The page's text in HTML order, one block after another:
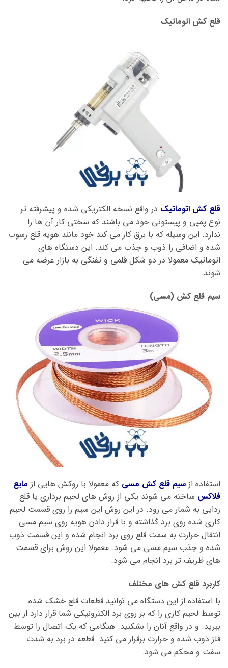
قلع کش اتوماتیک
قلع کش اتوماتیک در واقع نسخه الکتریکی شده و پیشرفته تر
نوع پمپی و پیستونی خود می باشند که سختی کار آن ها را
ندارد. این وسیله که با برق کار می کند خود مانند هویه قلع رسوب
شده و اضافی را ذوب و جذب می کند. این دستگاه های
اتوماتیک معمولا در دو شکل قلمی و تفنگی به بازار عرضه می
شوند.
سیم قلع کش (مسی)
استفاده از سیم قلع کش مسی که معمولا با روکش هایی از مایع
فلاکس ساخته می شوند یکی از روش های لحیم برداری یا قلع
زدایی به شمار می رود. در این روش این سیم را روی قسمت لحیم
کاری شده روی برد گذاشته و با قرار دادن هویه روی سیم مسی
انتقال حرارت به سمت قلع روی برد انجام شده و این قسمت ذوب
شده و جذب سیم مسی می شود. معمولا این روش برای قسمت
های ظریف تر برد انجام می شود.
کاربرد قلع کش های مختلف
با استفاده از این دستگاه می توانید قطعات قلع خشک شده
توسط لحیم کاری را که بر روی برد الکترونیکی شما قرار دارد از بین
ببرید. و در واقع آنان را بشکنید. هنگامی که یک اتصال را توسط
فلز ذوب شده و حرارت برقرار می کنید. قطعه در برد به شدت
سفت و محکم می شود.